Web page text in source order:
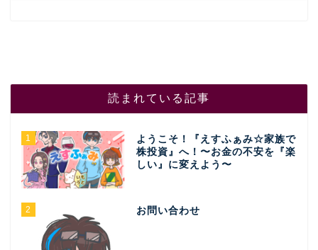
読まれている記事
1
ようこそ！『えすふぁみ☆家族で
株投資』へ！〜お金の不安を『楽
しい』に変えよう〜
2 お問い合わせ